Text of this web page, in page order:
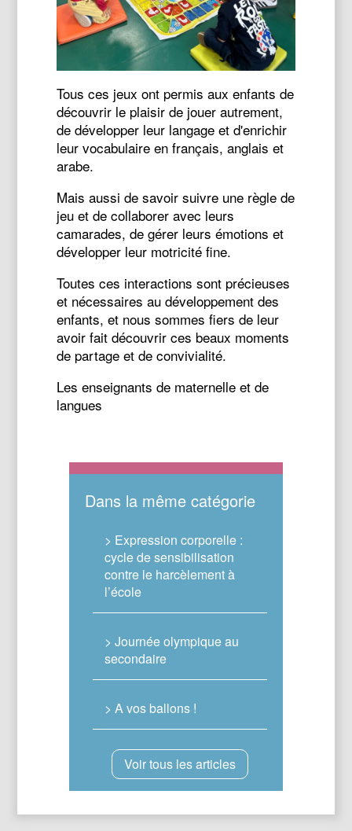
Tous ces jeux ont permis aux enfants de
découvrir le plaisir de jouer autrement,
de développer leur langage et d'enrichir
leur vocabulaire en français, anglais et
arabe.
Mais aussi de savoir suivre une règle de
jeu et de collaborer avec leurs
camarades, de gérer leurs émotions et
développer leur motricité fine.
Toutes ces interactions sont précieuses
et nécessaires au développement des
enfants, et nous sommes fiers de leur
avoir fait découvrir ces beaux moments
de partage et de convivialité.
Les enseignants de maternelle et de
langues
Dans la même catégorie
> Expression corporelle :
cycle de sensibilisation
contre le harcèlement à
l’école
> Journée olympique au
secondaire
> A vos ballons !
Voir tous les articles